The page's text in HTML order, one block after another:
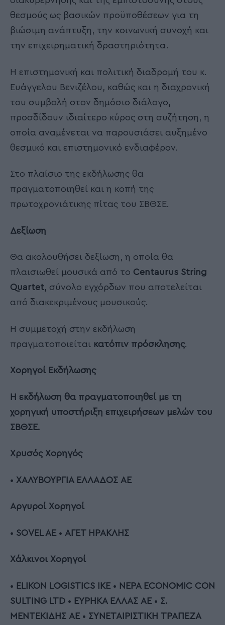
θεσμούς ως βασικών προϋποθέσεων για τη
βιώσιμη ανάπτυξη, την κοινωνική συνοχή και
την επιχειρηματική δραστηριότητα.
Η επιστημονική και πολιτική διαδρομή του κ.
Ευάγγελου Βενιζέλου, καθώς και η διαχρονική
του συμβολή στον δημόσιο διάλογο,
προσδίδουν ιδιαίτερο κύρος στη συζήτηση, η
οποία αναμένεται να παρουσιάσει αυξημένο
θεσμικό και επιστημονικό ενδιαφέρον.
Στο πλαίσιο της εκδήλωσης θα
πραγματοποιηθεί και η κοπή της
πρωτοχρονιάτικης πίτας του ΣΒΘΣΕ.
Δεξίωση
Θα ακολουθήσει δεξίωση, η οποία θα
πλαισιωθεί μουσικά από το Centaurus String
Quartet, σύνολο εγχόρδων που αποτελείται
από διακεκριμένους μουσικούς.
Η συμμετοχή στην εκδήλωση
πραγματοποιείται κατόπιν πρόσκλησης.
Χορηγοί Εκδήλωσης
Η εκδήλωση θα πραγματοποιηθεί με τη
χορηγική υποστήριξη επιχειρήσεων μελών του
ΣΒΘΣΕ.
Χρυσός Χορηγός
• ΧΑΛΥΒΟΥΡΓΙΑ ΕΛΛΑΔΟΣ ΑΕ
Αργυροί Χορηγοί
• SOVEL AE • ΑΓΕΤ ΗΡΑΚΛΗΣ
Χάλκινοι Χορηγοί
• ELIKON LOGISTICS IKE • NEPA ECONOMIC CON
SULTING
LTD • ΕΥΡΗΚΑ ΕΛΛΑΣ ΑΕ • Σ.
ΜΕΝΤΕΚΙΔΗΣ ΑΕ • ΣΥΝΕΤΑΙΡΙΣΤΙΚΗ ΤΡΑΠΕΖΑ